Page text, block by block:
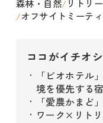
森林・自然/ リトリ
/オフサイトミーテ
ココがイチオシ
・
「ビオホテル
境を優先する宿
・ 「愛農かまど
・ ワーク×リト